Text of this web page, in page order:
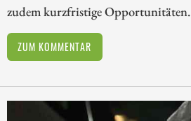
zudem kurzfristige Opportunitäten.
ZUM KOMMENTAR